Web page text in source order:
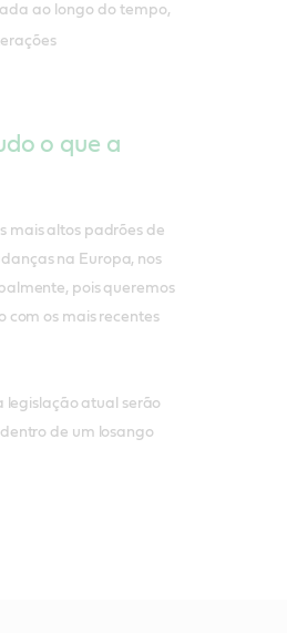
ao longo do tempo,
o que a
mais altos padrões de
na Europa, nos
pois queremos
com os mais recentes
legislação atual serão
de um losango